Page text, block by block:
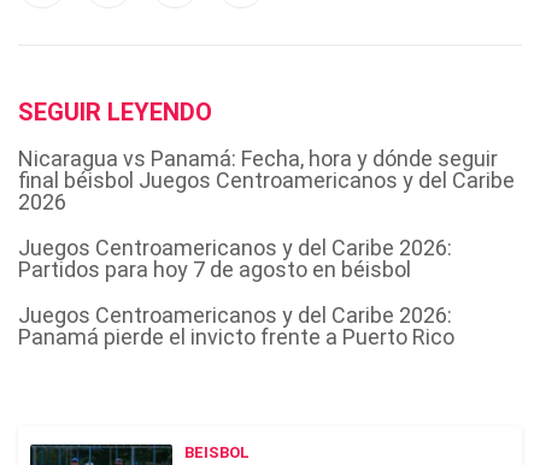
SEGUIR LEYENDO
Nicaragua vs Panamá: Fecha, hora y dónde seguir
final béisbol Juegos Centroamericanos y del Caribe
2026
Juegos Centroamericanos y del Caribe 2026:
Partidos para hoy 7 de agosto en béisbol
Juegos Centroamericanos y del Caribe 2026:
Panamá pierde el invicto frente a Puerto Rico
BEISBOL